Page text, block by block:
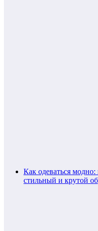
Как одеваться модно:
стильный и крутой